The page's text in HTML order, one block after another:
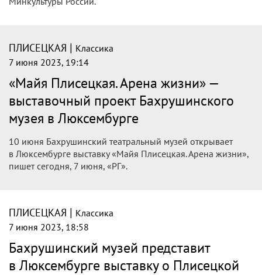
ПЛИСЕЦКАЯ | Классика
7 июня 2023, 19:14
«Майя Плисецкая. Арена жизни» —
выставочный проект Бахрушинского
музея в Люксембурге
10 июня Бахрушинский театральный музей открывает
в Люксембурге выставку «Майя Плисецкая. Арена жизни»,
пишет сегодня, 7 июня, «РГ».
ПЛИСЕЦКАЯ | Классика
7 июня 2023, 18:58
Бахрушинский музей представит
в Люксембурге выставку о Плисецкой